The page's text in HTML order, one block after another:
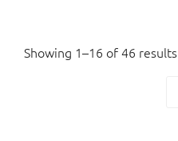
Showing 1–16 of 46 results